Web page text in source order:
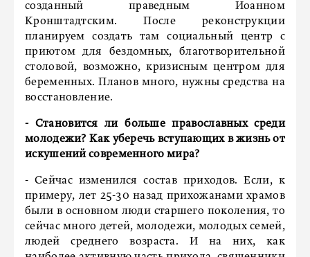
созданный праведным Иоанном
Кронштадтским. После реконструкции
планируем создать там социальный центр с
приютом для бездомных, благотворительной
столовой, возможно, кризисным центром для
беременных. Планов много, нужны средства на
восстановление.
- Становится ли больше православных среди
молодежи? Как уберечь вступающих в жизнь от
искушений современного мира?
- Сейчас изменился состав приходов. Если, к
примеру, лет 25-30 назад прихожанами храмов
были в основном люди старшего поколения, то
сейчас много детей, молодежи, молодых семей,
людей среднего возраста. И на них, как